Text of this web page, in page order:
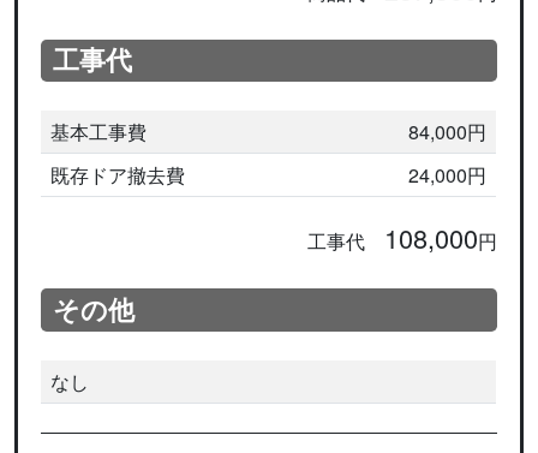
工事代
基本工事費
84,000円
既存ドア撤去費
24,000円
工事代 108,000円
その他
なし